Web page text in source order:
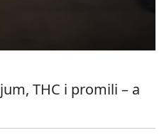
THC i promili – a